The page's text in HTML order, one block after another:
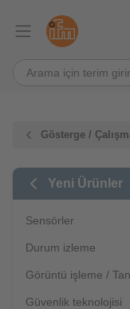
Gösterge /
Yeni Ürünler
Sensörler
Durum izleme
Görüntü işleme /
Güvenlik teknolojisi